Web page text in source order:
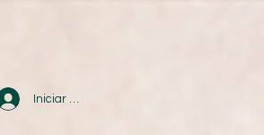
Iniciar sesión